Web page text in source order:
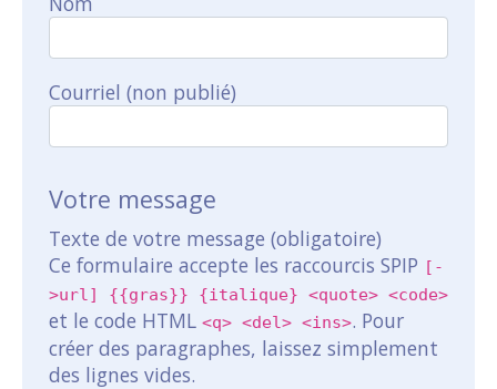
Courriel (non publié)
Votre message
Texte de votre message (obligatoire)
Ce formulaire accepte les raccourcis SPIP [-
>url] {{gras}} {italique} <quote> <code>
et le code HTML <q> <del> <ins>. Pour
créer des paragraphes, laissez simplement
des lignes vides.